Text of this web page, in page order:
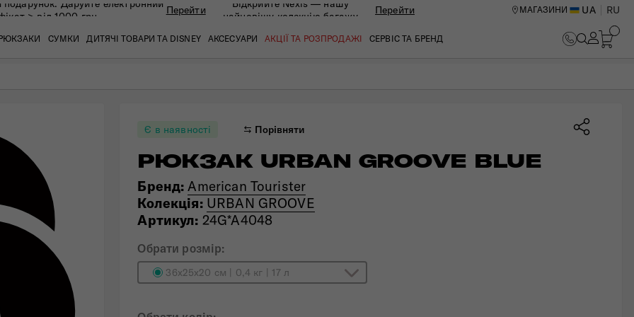
подарунок. Даруйте eлектронний
> від 1000 грн
Перейти
Відкрийте Nexis — нашу
найновішу колекцію багажу
Перейти МАГАЗИНИ UA RU
СУМКИ ДИТЯЧІ ТОВАРИ ТА DISNEY АКСЕСУАРИ АКЦІЇ ТА РОЗПРОДАЖІ СЕРВІС ТА БРЕНД
СЕРВІСНИЙ ЦЕНТР В КИЄВІ
Є в наявності Порівняти
РЮКЗАК URBAN GROOVE BLUE
Бренд:American Tourister
Колекція: URBAN GROOVE
Артикул: 24G*A4048
Обрати розмір:
36x25x20 см | 0,4 кг | 17 л